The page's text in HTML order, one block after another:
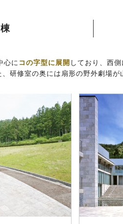
心に コの字型に展開 しており、西
研修室の奥には扇形の野外劇場